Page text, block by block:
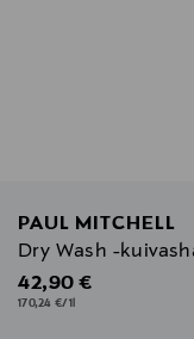
PAUL MITCHELL
Dry Wash -
Original Price
42,90 €
170,24 €/1l